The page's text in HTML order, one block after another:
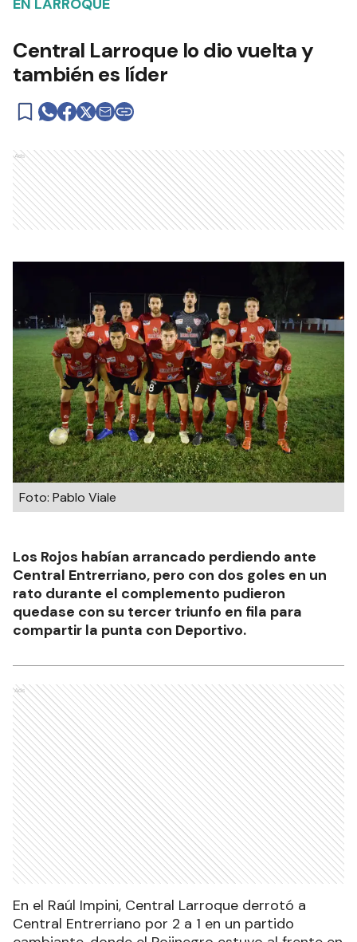
EN LARROQUE
Central Larroque lo dio vuelta y
también es líder
Ads
Foto: Pablo Viale
Los Rojos habían arrancado perdiendo ante
Central Entrerriano, pero con dos goles en un
rato durante el complemento pudieron
quedase con su tercer triunfo en fila para
compartir la punta con Deportivo.
Ads
En el Raúl Impini, Central Larroque derrotó a
Central Entrerriano por 2 a 1 en un partido